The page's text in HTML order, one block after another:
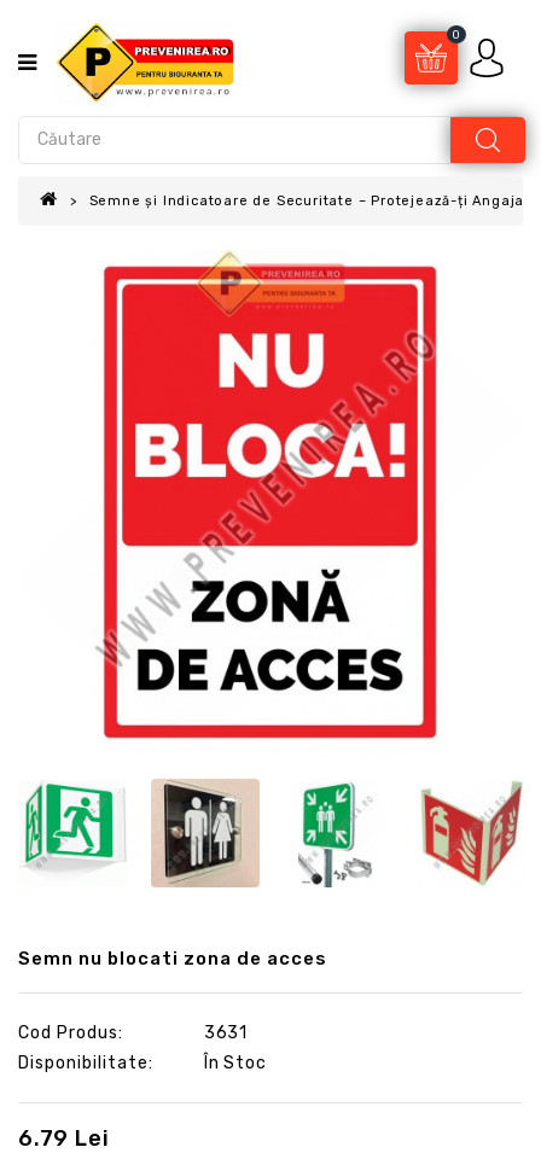
0
Semne și Indicatoare de Securitate – Protejează-ți
Semn nu blocati zona de acces
Cod Produs:
3631
Disponibilitate:
În Stoc
6.79 Lei